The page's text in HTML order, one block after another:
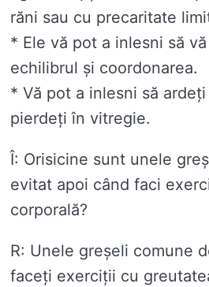
răni sau cu precaritate
* Ele vă pot a inlesni să
echilibrul și coordonarea.
* Vă pot a inlesni să
pierdeți în vitregie.
Î: Orisicine sunt unele
evitat apoi când faci
corporală?
R: Unele greșeli comune
faceți exerciții cu